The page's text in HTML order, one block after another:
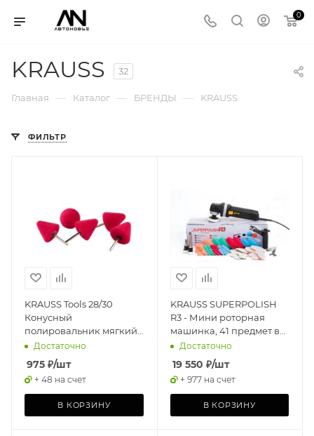
0
KRAUSS 32
Главная — Каталог — БРЕНДЫ — KRAUSS
ФИЛЬТР
KRAUSS Tools 28/30
Конусный
полировальник мягкий,
красный (5 шт)
Достаточно
975 ₽/шт
+ 48 на счет
В КОРЗИНУ
KRAUSS SUPERPOLISH
R3 - Мини роторная
машинка, 41 предмет в
комлекте
Достаточно
19 550 ₽/шт
+ 977 на счет
В КОРЗИНУ